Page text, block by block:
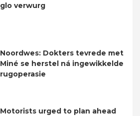
glo verwurg
Noordwes: Dokters tevrede met
Miné se herstel ná ingewikkelde
rugoperasie
Motorists urged to plan ahead